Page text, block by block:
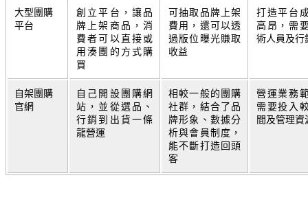
大型團購
平台
創立平台，讓品
牌上架商品，消
費者可以直接或
用湊團的方式購
買
可抽取品牌上架
費用，還可以透
過版位曝光賺取
收益
打造平台
高昂，需
術人員及行
自架團購
官網
自己開設團購網
站，並從選品、
行銷到出貨一條
龍營運
相較一般的團購
社群，結合了品
牌形象、數據分
析與會員制度，
能不斷打造回頭
客
營運業務
需要投入
間及管理資